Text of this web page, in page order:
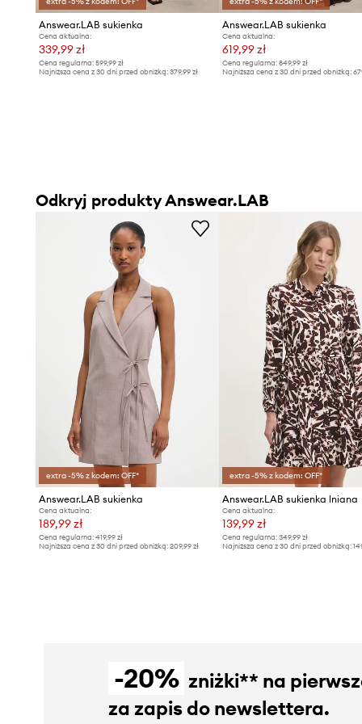
Answear.LAB sukienka
Cena aktualna:
339,99 zł
Cena regularna: 599,99 zł
Najniższa cena z 30 dni przed obniżką: 379,99 zł
Answear.LAB sukienka
Cena aktualna:
619,99 zł
Cena regularna:849,99 zł
Najniższa cena z 30 dni przed obniżką:
Odkryj produkty Answear.LAB
extra -5% z kodem: OFF*
Answear.LAB sukienka
Cena aktualna:
189,99 zł
Cena regularna: 419,99 zł
Najniższa cena z 30 dni przed obniżką: 209,99 zł
extra -5% z kodem: OFF*
Answear.LAB sukienka lniana
Cena aktualna:
139,99 zł
Cena regularna:349,99 zł
Najniższa cena z 30 dni przed obniżką:
-20% zniżki** na
za zapis do newslettera.